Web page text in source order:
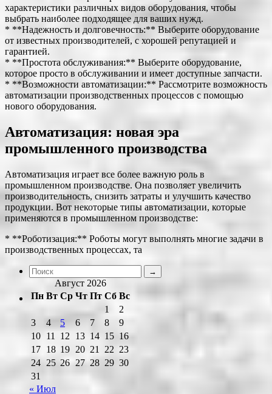
характеристики различных видов оборудования, чтобы
выбрать наиболее подходящее для ваших нужд.
* **Надежность и долговечность:** Выберите оборудование
от известных производителей, с хорошей репутацией и
гарантией.
* **Простота обслуживания:** Выберите оборудование,
которое просто в обслуживании и имеет доступные запчасти.
* **Возможности автоматизации:** Рассмотрите возможность
автоматизации производственных процессов с помощью
нового оборудования.
Автоматизация: новая эра
промышленного производства
Автоматизация играет все более важную роль в
промышленном производстве. Она позволяет увеличить
производительность, снизить затраты и улучшить качество
продукции. Вот некоторые типы автоматизации, которые
применяются в промышленном производстве:
* **Роботизация:** Роботы могут выполнять многие задачи в
производственных процессах, та
Август 2026
Пн Вт Ср Чт Пт Сб Вс
1
2
3
4 5 6 7 8
9
10 11 12 13 14 15 16
17 18 19 20 21 22 23
24 25 26 27 28 29 30
31
« Июл